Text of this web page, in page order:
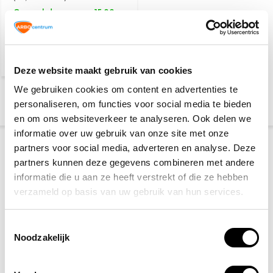
Deze website maakt gebruik van cookies
We gebruiken cookies om content en advertenties te
personaliseren, om functies voor social media te bieden
en om ons websiteverkeer te analyseren. Ook delen we
informatie over uw gebruik van onze site met onze
partners voor social media, adverteren en analyse. Deze
partners kunnen deze gegevens combineren met andere
informatie die u aan ze heeft verstrekt of die ze hebben
verzameld op basis van uw gebruik van hun services.
Noodzakelijk
Op werkdagen voor 15:00
besteld, zelfde dag
verzonden
1 2
Welke brandblusser kopen? Zorg
dat je goed voorbereid bent.
De geschikte brandblusser is essentieel voor een veilige
veiligheidsnormen en wetgeving. Of je nu op zoek bent
poederblusser, schuimblusser, CO₂-blusser